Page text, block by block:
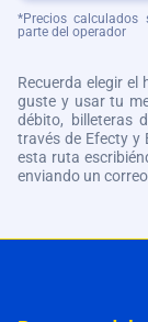
*Precios calculados
parte del operador
Recuerda elegir el
guste y usar tu
débito, billeteras
través de Efecty y
esta ruta
enviando un